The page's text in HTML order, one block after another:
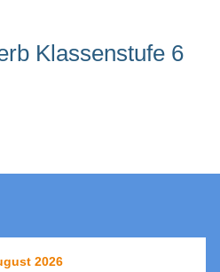
Klassenstufe 6
2026